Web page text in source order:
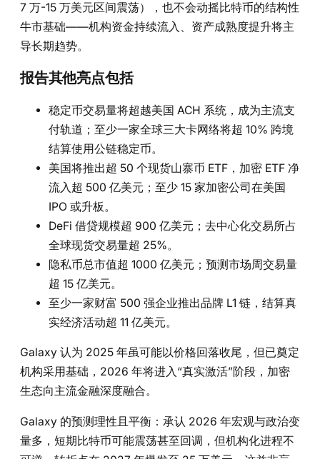
7 万-15 万美元区间震荡），也不会动摇比特币的结构性
牛市基础——机构资金持续流入、资产成熟度提升将主
导长期趋势。
报告其他亮点包括
稳定币交易量将超越美国 ACH 系统，成为主流支
付轨道；至少一家全球三大卡网络将超 10% 跨境
结算使用公链稳定币。
美国将推出超 50 个现货山寨币 ETF，加密 ETF 净
流入超 500 亿美元；至少 15 家加密公司在美国
IPO 或升板。
DeFi 借贷规模超 900 亿美元；去中心化交易所占
全球现货交易量超 25%。
隐私币总市值超 1000 亿美元；预测市场周交易量
超 15 亿美元。
至少一家财富 500 强企业推出品牌 L1 链，结算真
实经济活动超 11 亿美元。
Galaxy 认为 2025 年虽可能以价格回落收尾，但已奠定
机构采用基础，2026 年将进入“真实激活”阶段，加密
生态向主流金融深度融合。
Galaxy 的预测理性且平衡：承认 2026 年宏观与政治变
量多，短期比特币可能震荡甚至回调，但机构化进程不